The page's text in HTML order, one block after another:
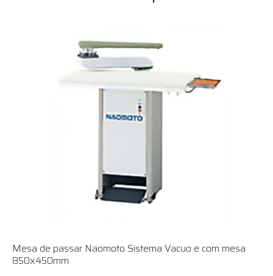
Mesa de passar Naomoto Sistema Vacuo e com mesa
850x450mm